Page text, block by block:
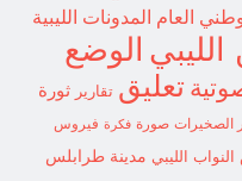
العام المدونات الليبية
الليبي الوضع
تعليق تقارير
ثورة
الصخيرات صورة فكرة فيروس
الليبي مدينة طرابلس